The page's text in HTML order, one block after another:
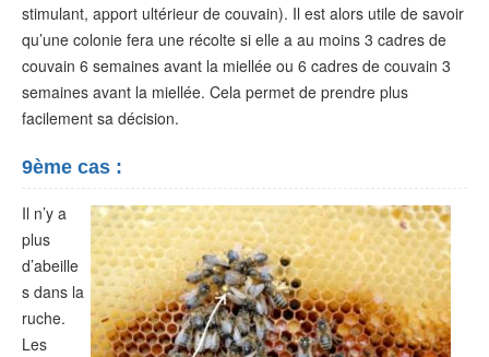
stimulant, apport ultérieur de couvain). Il est alors utile de savoir
qu’une colonie fera une récolte si elle a au moins 3 cadres de
couvain 6 semaines avant la miellée ou 6 cadres de couvain 3
semaines avant la miellée. Cela permet de prendre plus
facilement sa décision.
9ème cas :
Il n’y a
plus
d’abeille
s dans la
ruche.
Les